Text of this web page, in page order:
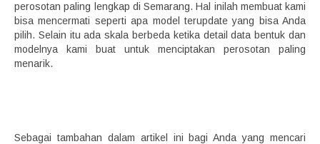
perosotan paling lengkap di Semarang. Hal inilah membuat kami
bisa mencermati seperti apa model terupdate yang bisa Anda
pilih. Selain itu ada skala berbeda ketika detail data bentuk dan
modelnya kami buat untuk menciptakan perosotan paling
menarik.
Sebagai tambahan dalam artikel ini bagi Anda yang mencari